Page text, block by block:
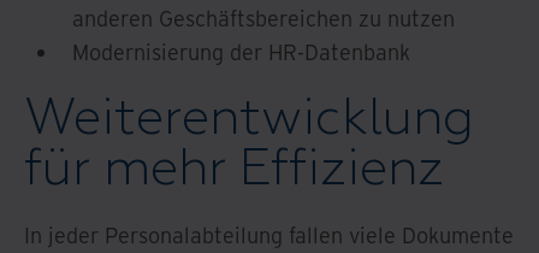
anderen Geschäftsbereichen zu nutzen
Modernisierung der HR-Datenbank
Weiterentwicklung
für mehr Effizienz
In jeder Personalabteilung fallen viele Dokumente